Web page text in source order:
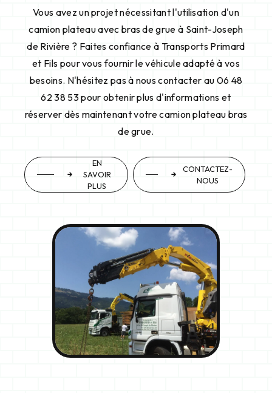
Vous avez un projet nécessitant l'utilisation d'un
camion plateau avec bras de grue à Saint-Joseph
de Rivière ? Faites confiance à Transports Primard
et Fils pour vous fournir le véhicule adapté à vos
besoins. N'hésitez pas à nous contacter au 06 48
62 38 53 pour obtenir plus d'informations et
réserver dès maintenant votre camion plateau bras
de grue.
EN
SAVOIR
PLUS
CONTACTEZ-
NOUS